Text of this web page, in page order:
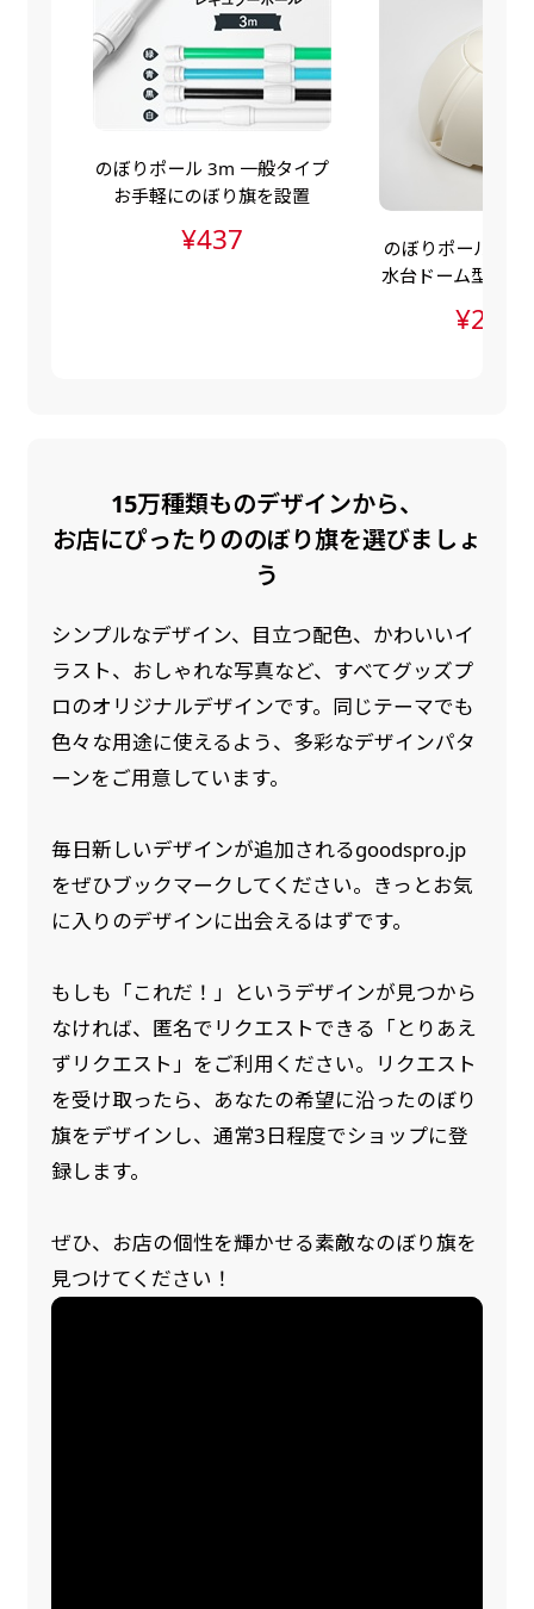
のぼりポール 3m 一般タイプ
お手軽にのぼり旗を設置
¥437
のぼりポールス
水台ドーム型（ポ
15万種類ものデザインから、
お店にぴったりののぼり旗を選びましょ
う
シンプルなデザイン、目立つ配色、かわいいイ
ラスト、おしゃれな写真など、すべてグッズプ
ロのオリジナルデザインです。同じテーマでも
色々な用途に使えるよう、多彩なデザインパタ
ーンをご用意しています。
毎日新しいデザインが追加されるgoodspro.jp
をぜひブックマークしてください。きっとお気
に入りのデザインに出会えるはずです。
もしも「これだ！」というデザインが見つから
なければ、匿名でリクエストできる「とりあえ
ずリクエスト」をご利用ください。リクエスト
を受け取ったら、あなたの希望に沿ったのぼり
旗をデザインし、通常3日程度でショップに登
録します。
ぜひ、お店の個性を輝かせる素敵なのぼり旗を
見つけてください！
自由入力(60x180以内)
お好みのサイズで縦幕・横幕の作成が可能です。
長辺が180cm以内、短辺が60cm以内であれば自
あんな場所こんな場所お好みのサイズでお好みの
幕の製作をお楽しみください
（※cm単位での指定でおねがいいたします。）
レギュラーのれんは横幕の上部にチチを5か所つ
けて疑似的にのれんのような幕をつくります。お
店の入口付近の装飾に是非！
ます。（レギュラーのれん縦50cm／レギュラー
スリムのれん縦30cm）お店の入口付近の装飾に
是非！